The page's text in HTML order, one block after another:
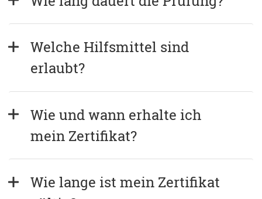
Welche Hilfsmittel sind
erlaubt?
Wie und wann erhalte ich
mein Zertifikat?
Wie lange ist mein Zertifikat